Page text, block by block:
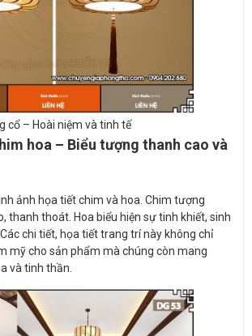
cổ – Hoài niệm và tinh tế
hoa – Biểu tượng thanh cao và
ảnh họa tiết chim và hoa. Chim tượng
thanh thoát. Hoa biểu hiện sự tinh khiết, sinh
chi tiết, họa tiết trang trí này không chỉ
mỹ cho sản phẩm mà chúng còn mang
và tinh thần.